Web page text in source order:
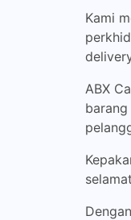
Kami
ABX